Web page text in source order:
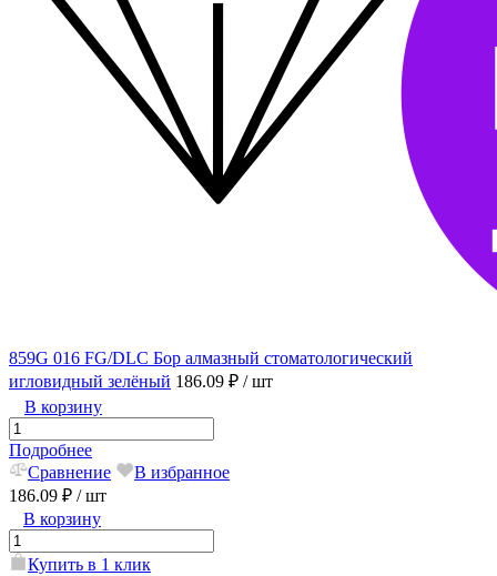
859G 016 FG/DLC Бор алмазный стоматологический
игловидный зелёный 186.09 ₽ / шт
В корзину
Подробнее
Сравнение
В избранное
186.09 ₽ / шт
В корзину
Купить в 1 клик